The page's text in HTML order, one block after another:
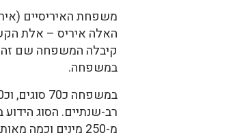
משפחת האיריסיים
האלה איריס – אלת
קיבלה המשפחה שם זה
במשפחה.
רב-שנתיים. הסוג